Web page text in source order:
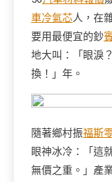
車冷氣芯人，在
要用最便宜的鈔
地大叫：「眼淚
換！」年。
隨著鄉村振福斯
眼神冰冷：「這
無價之重。」產